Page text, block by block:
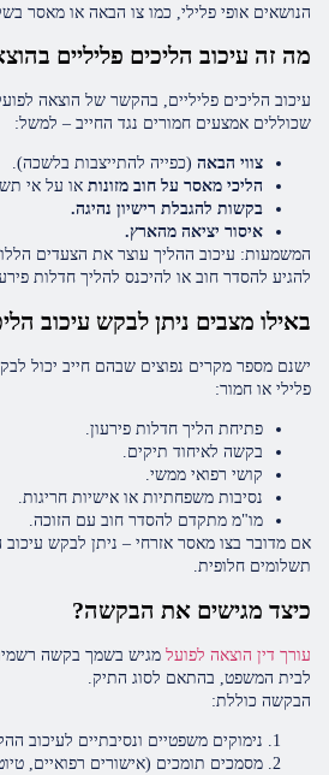
הנושאים אופי פלילי, כמו צו הבאה או מאסר
מה זה עיכוב הליכים פליליים
עיכוב הליכים פליליים, בהקשר של הוצאה
שכוללים אמצעים חמורים נגד החייב – למשל:
צווי הבאה (כפייה להתייצבות בלשכה).
הליכי מאסר על חוב מזונות או על אי
בקשות להגבלת רישיון נהיגה.
איסור יציאה מהארץ.
המשמעות: עיכוב ההליך עוצר את הצעדים הללו
להגיע להסדר חוב או להיכנס להליך חדלות
באילו מצבים ניתן לבקש עיכוב
ישנם מספר מקרים נפוצים שבהם חייב יכול
פלילי או חמור:
פתיחת הליך חדלות פירעון.
בקשה לאיחוד תיקים.
קושי רפואי ממשי.
נסיבות משפחתיות או אישיות חריגות.
מו"מ מתקדם להסדר חוב עם הזוכה.
אם מדובר בצו מאסר אזרחי – ניתן לבקש עיכוב
תשלומים חלופית.
כיצד מגישים את הבקשה?
עורך דין הוצאה לפועל מגיש בשמך בקשה
לבית המשפט, בהתאם לסוג התיק.
הבקשה כוללת:
נימוקים משפטיים ונסיבתיים לעיכוב
מסמכים תומכים (אישורים רפואיים,